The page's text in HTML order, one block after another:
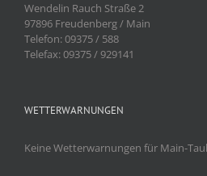
Wendelin Rauch Straße 2
97896 Freudenberg / Main
Telefon: 09375 / 588
Telefax: 09375 / 929141
WETTERWARNUNGEN
Keine Wetterwarnungen für Main-